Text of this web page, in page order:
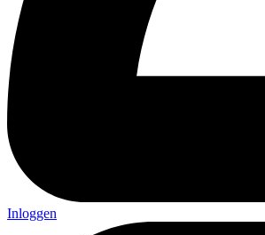
Inloggen